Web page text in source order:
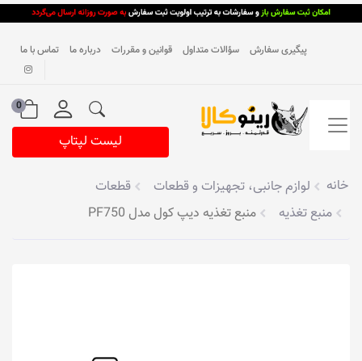
پیگیری سفارش سؤالات متداول قوانین و مقررات درباره ما تماس با ما
0
لیست لپتاپ
خانه لوازم جانبی، تجهیزات و قطعات
قطعات
منبع تغذیه
منبع تغذیه دیپ کول مدل PF750